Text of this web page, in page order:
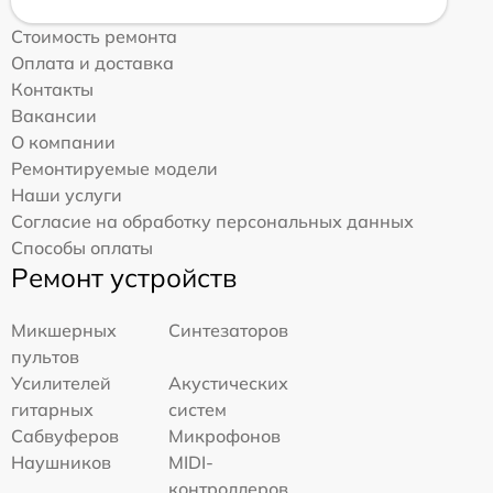
Стоимость ремонта
Оплата и доставка
Контакты
Вакансии
О компании
Ремонтируемые модели
Наши услуги
Согласие на обработку персональных данных
Способы оплаты
Ремонт устройств
Микшерных
пультов
Синтезаторов
Усилителей
гитарных
Акустических
систем
Сабвуферов
Микрофонов
Наушников
MIDI-
контроллеров